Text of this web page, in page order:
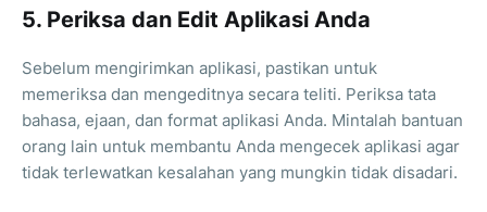
5. Periksa dan Edit Aplikasi Anda
Sebelum mengirimkan aplikasi, pastikan untuk
memeriksa dan mengeditnya secara teliti. Periksa tata
bahasa, ejaan, dan format aplikasi Anda. Mintalah bantuan
orang lain untuk membantu Anda mengecek aplikasi agar
tidak terlewatkan kesalahan yang mungkin tidak disadari.